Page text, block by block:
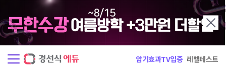
암기효과TV입증 레벨테스트